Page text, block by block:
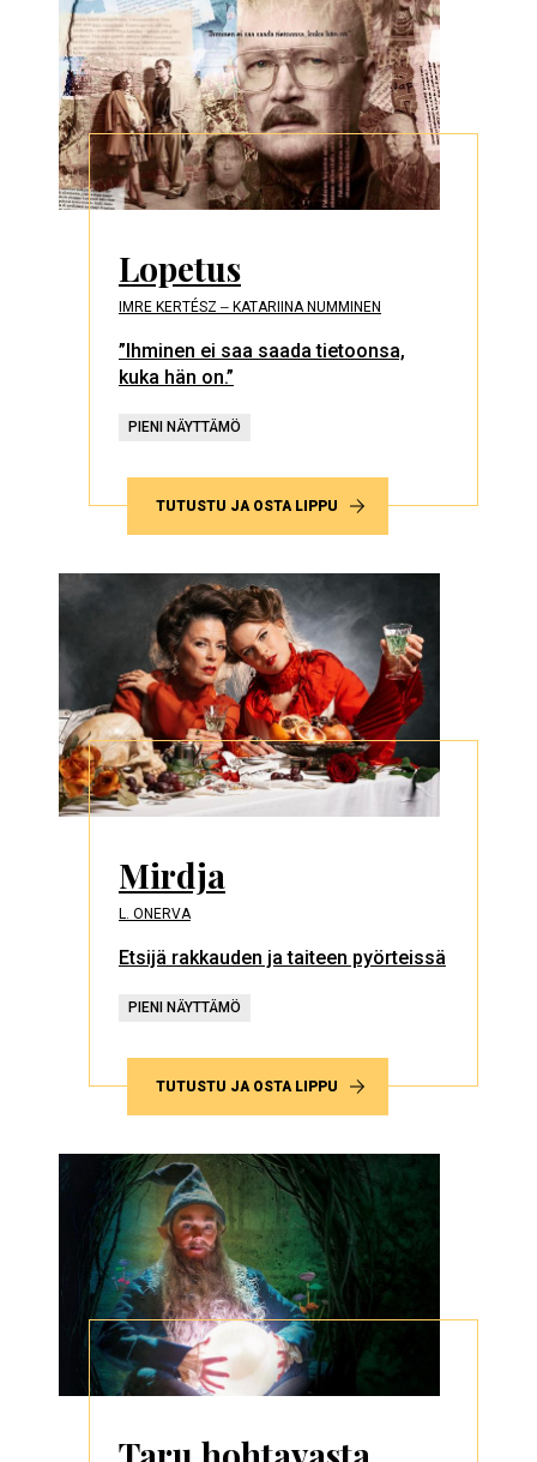
Lopetus
IMRE KERTÉSZ ‒ KATARIINA NUMMINEN
”Ihminen ei saa saada tietoonsa,
kuka hän on.”
PIENI NÄYTTÄMÖ
TUTUSTU JA OSTA LIPPU
Mirdja
L. ONERVA
Etsijä rakkauden ja taiteen pyörteissä
PIENI NÄYTTÄMÖ
TUTUSTU JA OSTA LIPPU